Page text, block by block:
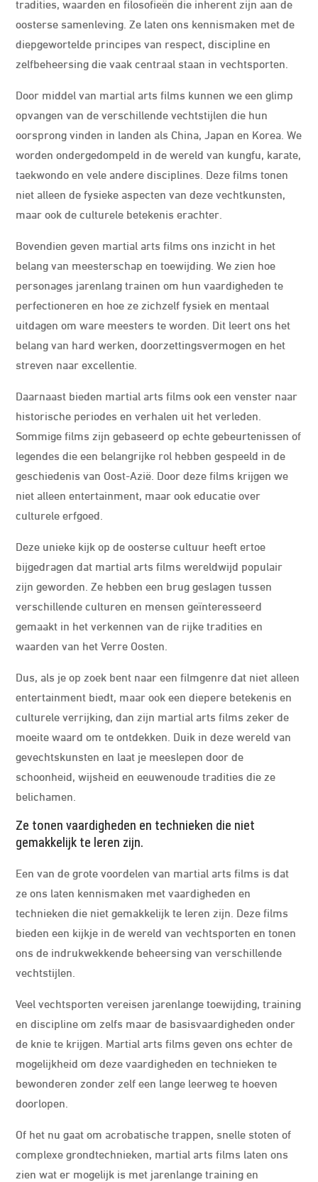
oosterse samenleving. Ze laten ons kennismaken met de
diepgewortelde principes van respect, discipline en
zelfbeheersing die vaak centraal staan in vechtsporten.
Door middel van martial arts films kunnen we een glimp
opvangen van de verschillende vechtstijlen die hun
oorsprong vinden in landen als China, Japan en Korea. We
worden ondergedompeld in de wereld van kungfu, karate,
taekwondo en vele andere disciplines. Deze films tonen
niet alleen de fysieke aspecten van deze vechtkunsten,
maar ook de culturele betekenis erachter.
Bovendien geven martial arts films ons inzicht in het
belang van meesterschap en toewijding. We zien hoe
personages jarenlang trainen om hun vaardigheden te
perfectioneren en hoe ze zichzelf fysiek en mentaal
uitdagen om ware meesters te worden. Dit leert ons het
belang van hard werken, doorzettingsvermogen en het
streven naar excellentie.
Daarnaast bieden martial arts films ook een venster naar
historische periodes en verhalen uit het verleden.
Sommige films zijn gebaseerd op echte gebeurtenissen of
legendes die een belangrijke rol hebben gespeeld in de
geschiedenis van Oost-Azië. Door deze films krijgen we
niet alleen entertainment, maar ook educatie over
culturele erfgoed.
Deze unieke kijk op de oosterse cultuur heeft ertoe
bijgedragen dat martial arts films wereldwijd populair
zijn geworden. Ze hebben een brug geslagen tussen
verschillende culturen en mensen geïnteresseerd
gemaakt in het verkennen van de rijke tradities en
waarden van het Verre Oosten.
Dus, als je op zoek bent naar een filmgenre dat niet alleen
entertainment biedt, maar ook een diepere betekenis en
culturele verrijking, dan zijn martial arts films zeker de
moeite waard om te ontdekken. Duik in deze wereld van
gevechtskunsten en laat je meeslepen door de
schoonheid, wijsheid en eeuwenoude tradities die ze
belichamen.
Ze tonen vaardigheden en technieken die niet
gemakkelijk te leren zijn.
Een van de grote voordelen van martial arts films is dat
ze ons laten kennismaken met vaardigheden en
technieken die niet gemakkelijk te leren zijn. Deze films
bieden een kijkje in de wereld van vechtsporten en tonen
ons de indrukwekkende beheersing van verschillende
vechtstijlen.
Veel vechtsporten vereisen jarenlange toewijding, training
en discipline om zelfs maar de basisvaardigheden onder
de knie te krijgen. Martial arts films geven ons echter de
mogelijkheid om deze vaardigheden en technieken te
bewonderen zonder zelf een lange leerweg te hoeven
doorlopen.
Of het nu gaat om acrobatische trappen, snelle stoten of
complexe grondtechnieken, martial arts films laten ons
zien wat er mogelijk is met jarenlange training en